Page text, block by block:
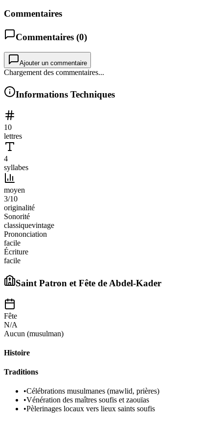
Commentaires
Commentaires (0)
Ajouter un commentaire
Chargement des commentaires...
Informations Techniques
10
lettres
4
syllabes
moyen
3/10
originalité
Sonorité
classiquevintage
Prononciation
facile
Écriture
facile
Saint Patron et Fête de Abdel-Kader
Fête
N/A
Aucun (musulman)
Histoire
Traditions
•Célébrations musulmanes (mawlid, prières)
•Vénération des maîtres soufis et zaouïas
•Pèlerinages locaux vers lieux saints soufis